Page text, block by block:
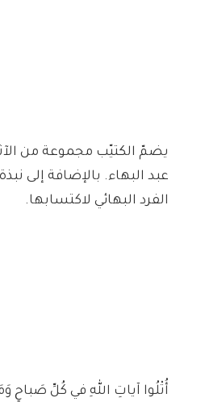
يضمّ الكتيّب مجموعة من
عبد البهاء. بالإضافة إلى
الفرد البهائي لاكتسابها.
أُتْلُوا آياتِ اللهِ في كُلِّ صَباحٍ